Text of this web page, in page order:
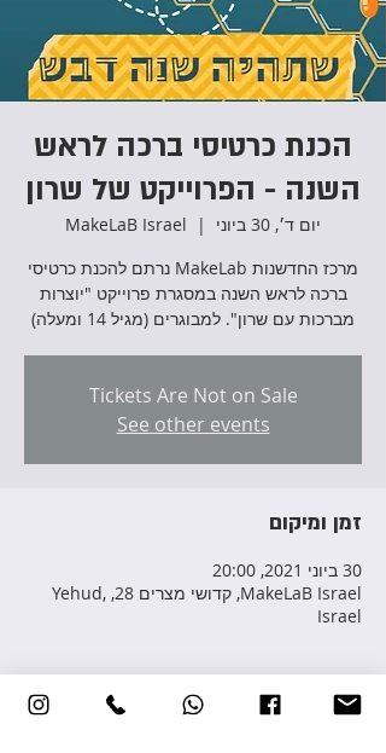
הכנת כרטיסי ברכה לראש
השנה - הפרוייקט של שרון
יום ד׳, 30 ביוני
  |
MakeLaB Israel
מרכז החדשנות MakeLab נרתם להכנת כרטיסי
ברכה לראש השנה במסגרת פרוייקט "יוצרות
מברכות עם שרון". למבוגרים (מגיל 14 ומעלה)
Tickets Are Not on Sale
See other events
זמן ומיקום
30 ביוני 2021, 20:00
MakeLaB Israel, קדושי מצרים 28, Yehud,
Israel